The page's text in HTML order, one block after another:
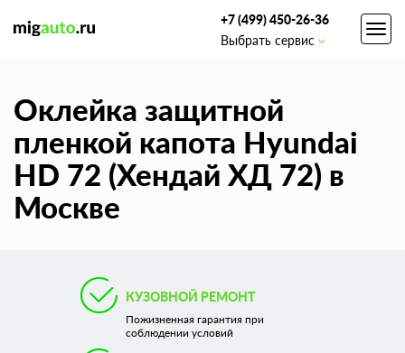
+7 (499) 450-26-36
Выбрать сервис
Оклейка защитной
пленкой капота Hyundai
HD 72 (Хендай ХД 72) в
Москве
КУЗОВНОЙ РЕМОНТ
Пожизненная гарантия при
соблюдении условий